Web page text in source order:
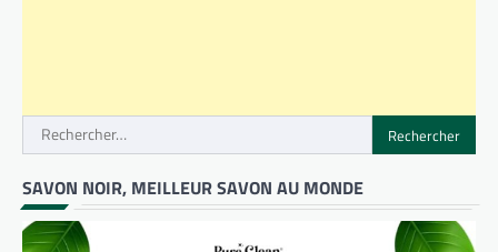
Rechercher :
SAVON NOIR, MEILLEUR SAVON AU MONDE